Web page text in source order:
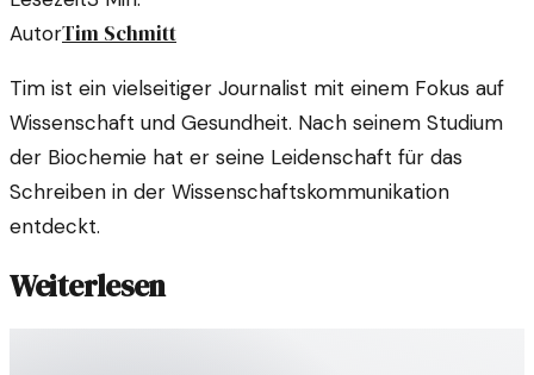
AutorTim Schmitt
Tim ist ein vielseitiger Journalist mit einem Fokus auf
Wissenschaft und Gesundheit. Nach seinem Studium
der Biochemie hat er seine Leidenschaft für das
Schreiben in der Wissenschaftskommunikation
entdeckt.
Weiterlesen